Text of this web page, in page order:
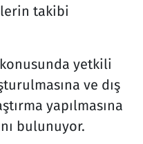
takibi
yetkili
ve dış
yapılmasına
bulunuyor.